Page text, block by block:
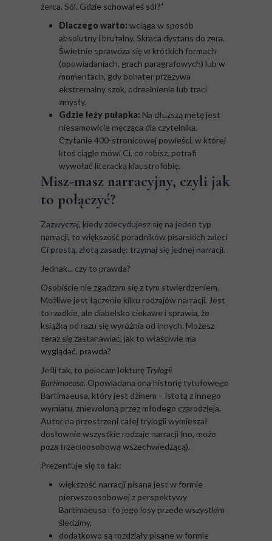
żerca. Sól. Gdzie schowałeś sól?”
Dlaczego warto: wciąga w sposób
absolutny i brutalny. Skraca dystans do zera.
Świetnie sprawdza się w krótkich formach
(opowiadaniach, grach paragrafowych) lub w
momentach, gdy bohater przeżywa
ekstremalny szok, odrealnienie lub traci
zmysły.
Gdzie leży pułapka: Na dłuższą metę jest
niesamowicie męcząca dla czytelnika.
Czytanie 400-stronicowej powieści, w której
ktoś ciągle mówi Ci, co robisz, potrafi
wywołać literacką klaustrofobię.
Misz-masz narracyjny, czyli jak
to połączyć?
Zazwyczaj, kiedy zdecydujesz się na jeden typ
narracji, to większość poradników pisarskich zaleci
Ci prostą, złotą zasadę: trzymaj się jednej narracji.
Jednak... czy to prawda?
Osobiście nie zgadzam się z tym stwierdzeniem.
Możliwe jest łączenie kilku rodzajów narracji. Jest
to rzadkie, ale diabelsko ciekawe i sprawia, że
książka od razu się wyróżnia od innych. Możesz
teraz się zastanawiać, jak to właściwie ma
wyglądać, prawda?
Jeśli tak, to polecam lekturę Trylogii
Bartimaeusa. Opowiadana ona historię tytułowego
Bartimaeusa, który jest dżinem – istotą z innego
wymiaru, zniewoloną przez młodego czarodzieja.
Autor na przestrzeni całej trylogii wymieszał
dosłownie wszystkie rodzaje narracji (no, może
poza trzecioosobową wszechwiedzącą).
Prezentuje się to tak:
większość narracji pisana jest w formie
pierwszoosobowej z perspektywy
Bartimaeusa i to jego losy przede wszystkim
śledzimy,
dodatkowo są rozdziały pisane w formie